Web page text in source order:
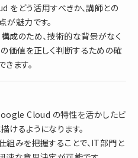
をどう活用すべきか、講師との
が魅力です。
成のため、技術的な背景がなく
価値を正しく判断するための確
ます。
Cloud の特性を活かしたビ
るようになります。
組みを把握することで、IT部門と